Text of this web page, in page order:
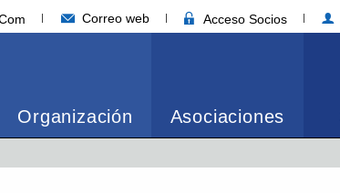
Correo web Acceso Socios
Organización Asociaciones